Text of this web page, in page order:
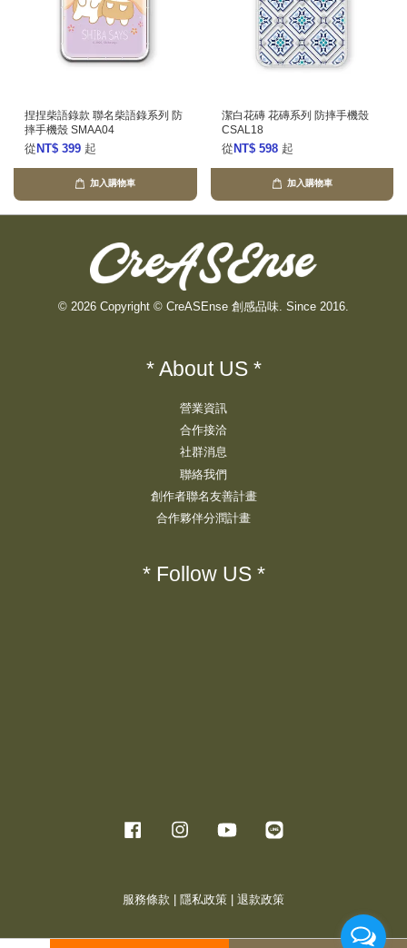
捏捏柴語錄款 聯名柴語錄系列 防
摔手機殼 SMAA04
從 NT$ 399 起
加入購物車
潔白花磚 花磚系列 防摔手機殼
CSAL18
從 NT$ 598 起
加入購物車
© 2026 Copyright © CreASEnse 創感品味. Since 2016.
* About US *
營業資訊
合作接洽
社群消息
聯絡我們
創作者聯名友善計畫
合作夥伴分潤計畫
* Follow US *
Facebook Instagram YouTube
服務條款 隱私政策 退款政策